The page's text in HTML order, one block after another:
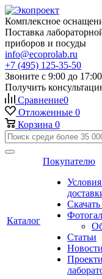
Комплексное
Поставка
приборов и посуды
info@ecoprolab.ru
+7 (495) 125-35-50
Звоните с 9:00 до 17:00
Получить
Сравнение0
Отложенные 0
Корзина 0
Каталог
Покупателю
Статьи
Новости